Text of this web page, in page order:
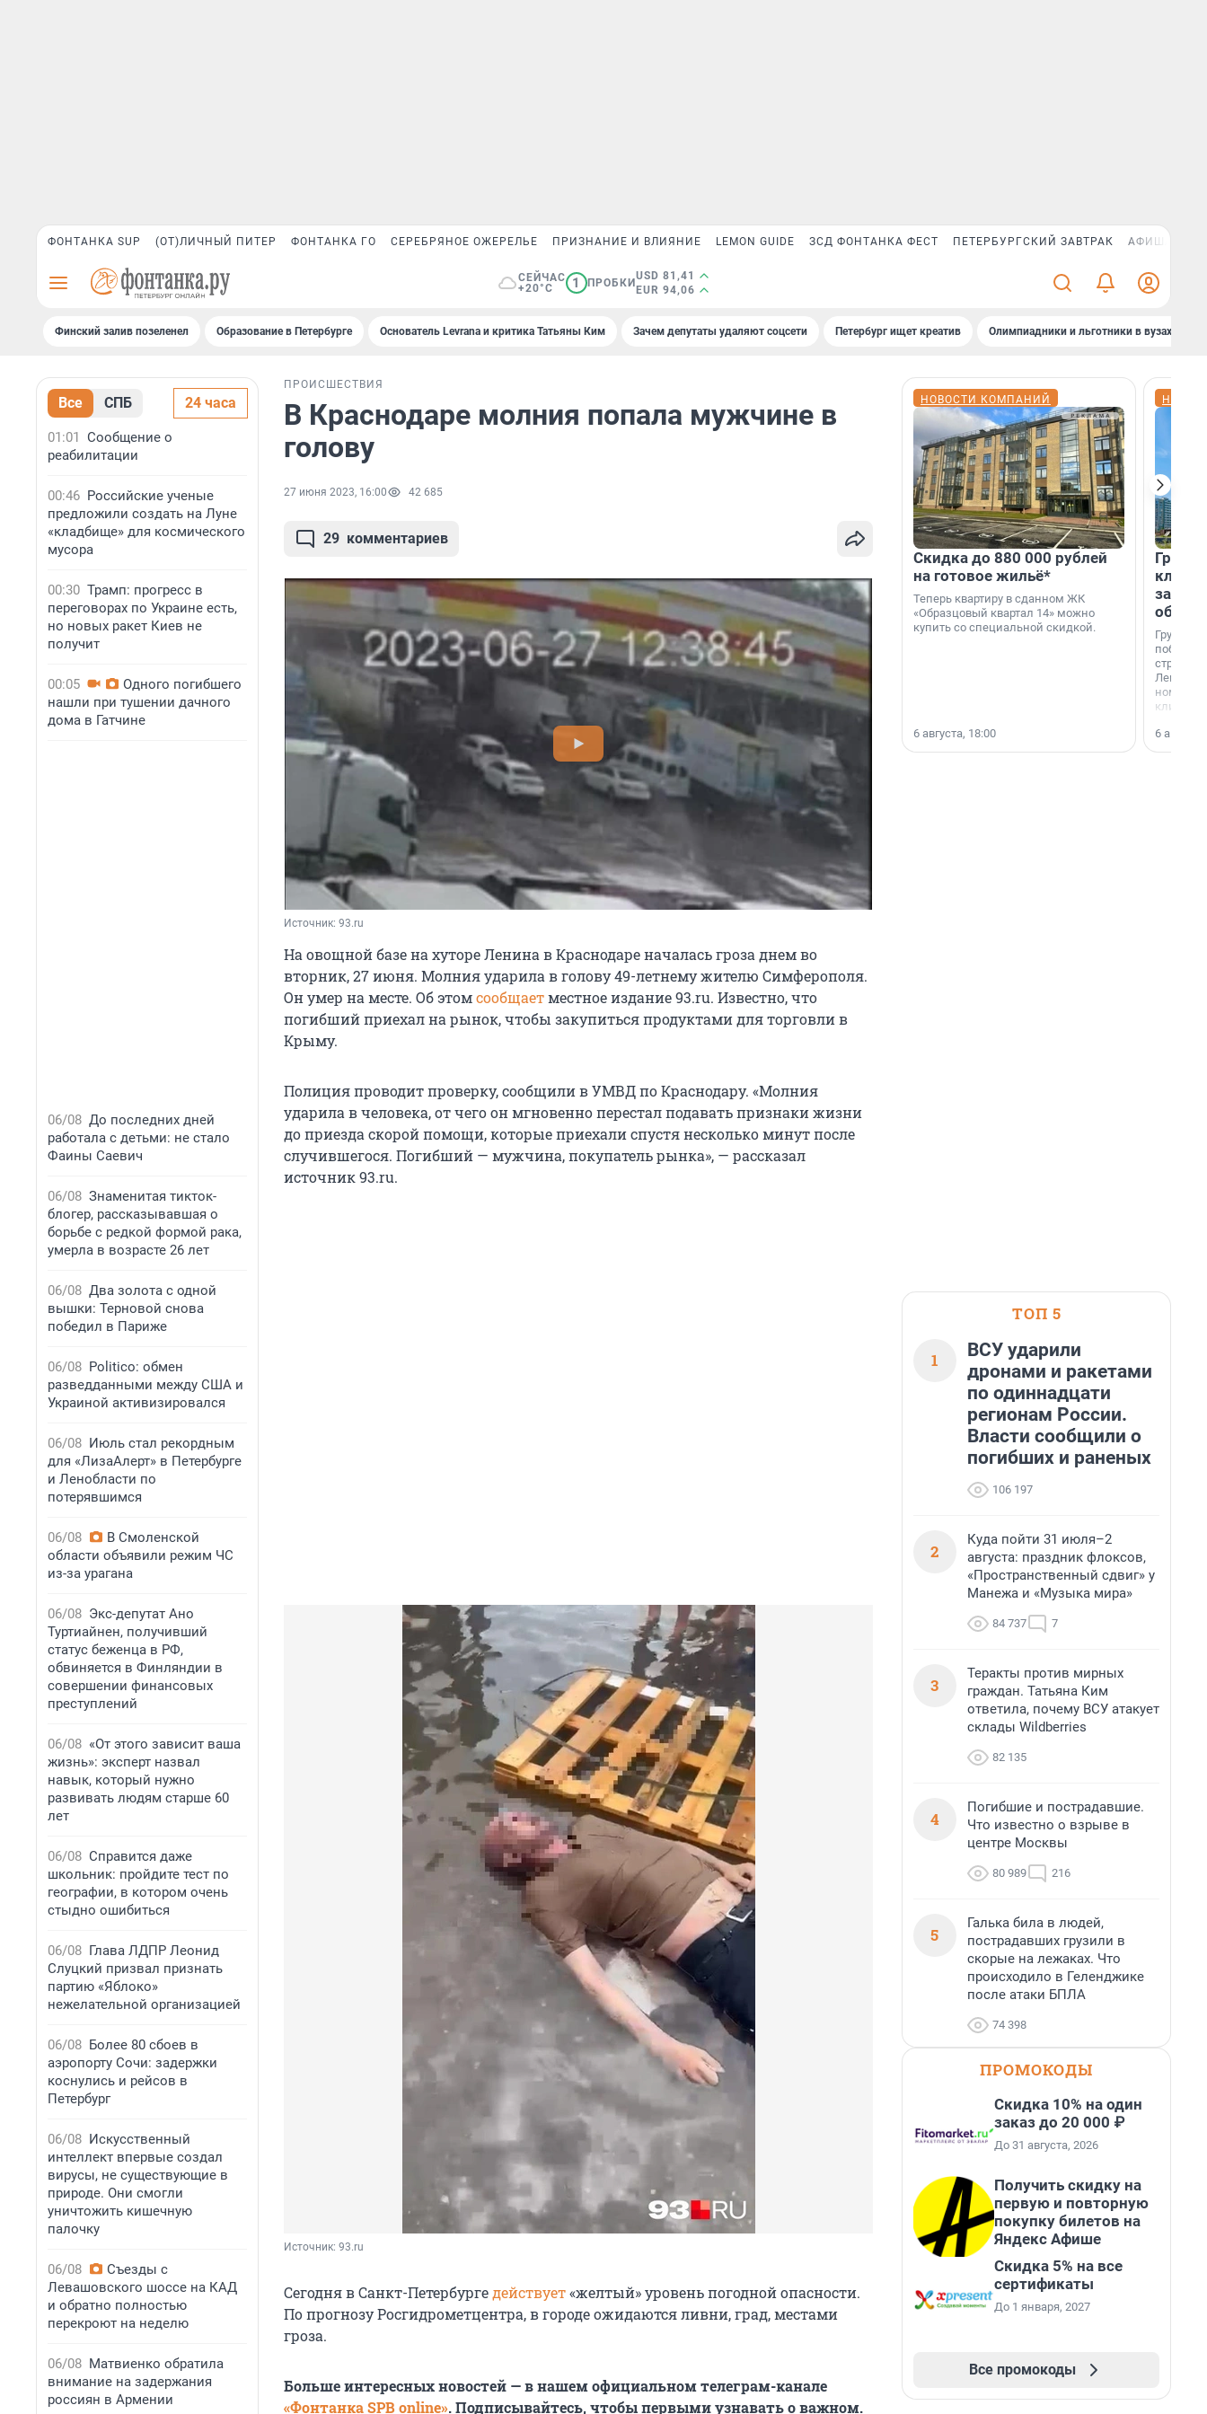
ФОНТАНКА SUP (ОТ)ЛИЧНЫЙ ПИТЕР ФОНТАНКА ГО СЕРЕБРЯНОЕ ОЖЕРЕЛЬЕ ПРИЗНАНИЕ И ВЛИЯНИЕ LEMON GUIDE ЗСД ФОНТАНКА ФЕСТ ПЕТЕРБУРГСКИЙ ЗАВТРАК АФИША PLUS
СЕЙЧАС
+20°C
1 ПРОБКИ
USD 81,41
EUR 94,06
Финский залив позеленел Образование в Петербурге Основатель Levrana и критика Татьяны Ким Зачем депутаты удаляют соцсети Петербург ищет креатив Олимпиадники и льготники в вузах СПб
Все СПБ 24 часа
01:01 Сообщение о
реабилитации
00:46 Российские ученые
предложили создать на Луне
«кладбище» для космического
мусора
00:30 Трамп: прогресс в
переговорах по Украине есть,
но новых ракет Киев не
получит
00:05
Одного погибшего
нашли при тушении дачного
дома в Гатчине
06/08 До последних дней
работала с детьми: не стало
Фаины Саевич
06/08 Знаменитая тикток-
блогер, рассказывавшая о
борьбе с редкой формой рака,
умерла в возрасте 26 лет
06/08 Два золота с одной
вышки: Терновой снова
победил в Париже
06/08 Politico: обмен
разведданными между США и
Украиной активизировался
06/08 Июль стал рекордным
для «ЛизаАлерт» в Петербурге
и Ленобласти по
потерявшимся
06/08
В Смоленской
области объявили режим ЧС
из-за урагана
06/08 Экс-депутат Ано
Туртиайнен, получивший
статус беженца в РФ,
обвиняется в Финляндии в
совершении финансовых
преступлений
06/08 «От этого зависит ваша
жизнь»: эксперт назвал
навык, который нужно
развивать людям старше 60
лет
06/08 Справится даже
школьник: пройдите тест по
географии, в котором очень
стыдно ошибиться
06/08 Глава ЛДПР Леонид
Слуцкий призвал признать
партию «Яблоко»
нежелательной организацией
06/08 Более 80 сбоев в
аэропорту Сочи: задержки
коснулись и рейсов в
Петербург
06/08 Искусственный
интеллект впервые создал
вирусы, не существующие в
природе. Они смогли
уничтожить кишечную
палочку
06/08
Съезды с
Левашовского шоссе на КАД
и обратно полностью
перекроют на неделю
06/08 Матвиенко обратила
внимание на задержания
россиян в Армении
ПРОИСШЕСТВИЯ
В Краснодаре молния попала мужчине в
голову
27 июня 2023, 16:00 42 685
29 комментариев
Источник: 93.ru
На овощной базе на хуторе Ленина в Краснодаре началась гроза днем во
вторник, 27 июня. Молния ударила в голову 49-летнему жителю Симферополя.
Он умер на месте. Об этомсообщаетместное издание 93.ru. Известно, что
погибший приехал на рынок, чтобы закупиться продуктами для торговли в
Крыму.
Полиция проводит проверку, сообщили в УМВД по Краснодару. «Молния
ударила в человека, от чего он мгновенно перестал подавать признаки жизни
до приезда скорой помощи, которые приехали спустя несколько минут после
случившегося. Погибший — мужчина, покупатель рынка», — рассказал
источник 93.ru.
Источник: 93.ru
Сегодня в Санкт-Петербургедействует«желтый» уровень погодной опасности.
По прогнозу Pосгидрометцентра, в городе ожидаются ливни, град, местами
гроза.
Больше интересных новостей — в нашем официальном телеграм-канале
«Фонтанка SPB online». Подписывайтесь, чтобы первыми узнавать о важном.
НОВОСТИ КОМПАНИЙ
Скидка до 880 000 рублей
на готовое жильё*
Теперь квартиру в сданном ЖК
«Образцовый квартал 14» можно
купить со специальной скидкой.
6 августа, 18:00
Группа
области».
6
ТОП 5
1
ВСУ ударили
дронами и ракетами
по одиннадцати
регионам России.
Власти сообщили о
погибших и раненых
106 197
2
Куда пойти 31 июля–2
августа: праздник флоксов,
«Пространственный сдвиг» у
Манежа и «Музыка мира»
84 737 7
3
Теракты против мирных
граждан. Татьяна Ким
ответила, почему ВСУ атакует
склады Wildberries
82 135
4
Погибшие и пострадавшие.
Что известно о взрыве в
центре Москвы
80 989 216
5
Галька била в людей,
пострадавших грузили в
скорые на лежаках. Что
происходило в Геленджике
после атаки БПЛА
74 398
ПРОМОКОДЫ
Скидка 10% на один
заказ до 20 000 ₽
До 31 августа, 2026
Получить скидку на
первую и повторную
покупку билетов на
Яндекс Афише
Скидка 5% на все
сертификаты
До 1 января, 2027
Все промокоды